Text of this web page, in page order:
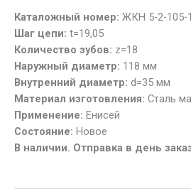
ЖКН
5-
2-
105-
1
(z=18;
t=19.05)
ЕНИСЕЙ
Каталожный номер: ЖКН 5-2-105-1
Шаг цепи: t=19,05
Количество зубов: z=18
Наружный диаметр: 118 мм
Внутренний диаметр: d=35 мм
Материал изготовления: Сталь
Применение: Енисей
Состояние: Новое
В наличии. Отправка в день